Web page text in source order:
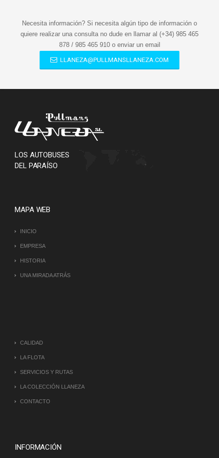
Necesita información? Si necesita algún tipo de información o
quiere realizar una consulta no dude en llamar al (+34) 985 465
878 / 985 465 910 o enviar un email
LLANEZA@PULLMANSLLANEZA.COM
LOS AUTOBUSES
DEL PARAÍSO
MAPA WEB
INICIO
EMPRESA
HISTORIA
UNA MIRADA ATRÁS
CALIDAD
LA FLOTA
SERVICIOS Y RUTAS
LA COLECCIÓN LLANEZA
CONTACTO
INFORMACIÓN